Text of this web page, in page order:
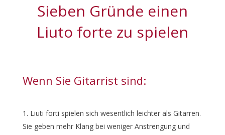
Sieben Gründe einen
Liuto forte zu spielen
Wenn Sie Gitarrist sind:
Liuti forti spielen sich wesentlich leichter als Gitarren.
Sie geben mehr Klang bei weniger Anstrengung und